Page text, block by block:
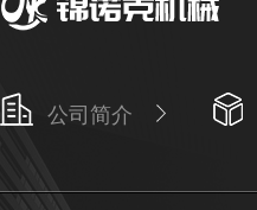
公司简介